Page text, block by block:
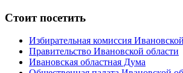
Стоит посетить
Избирательная комиссия
Правительство Ивановской области
Ивановская областная Дума